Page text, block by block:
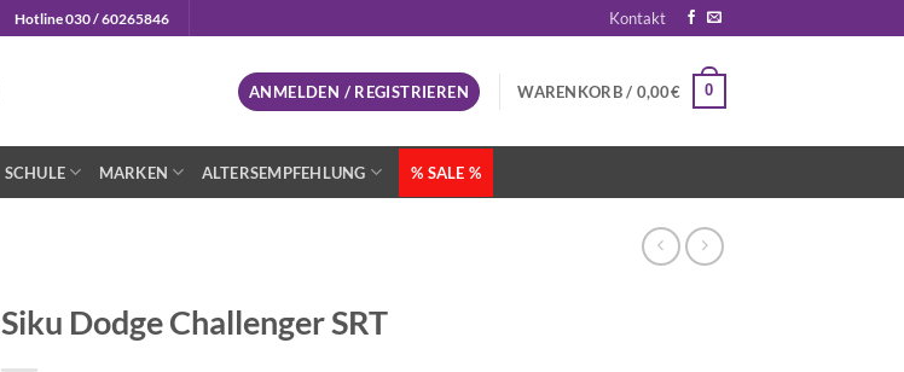
Hotline 030 / 60265846 Kontakt
ANMELDEN / REGISTRIEREN WARENKORB / 0,00€ 0
SCHULE MARKEN ALTERSEMPFEHLUNG % SALE %
Siku Dodge Challenger SRT